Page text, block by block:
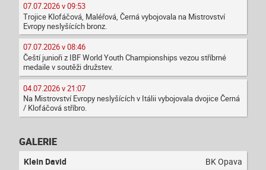
07.07.2026 v 09:53
Trojice Klofáčová, Maléřová, Černá vybojovala na Mistrovství
Evropy neslyšících bronz.
07.07.2026 v 08:46
Čeští junioři z IBF World Youth Championships vezou stříbrné
medaile v soutěži družstev.
04.07.2026 v 21:07
Na Mistrovství Evropy neslyšících v Itálii vybojovala dvojice Černá
/ Klofáčová stříbro.
GALERIE
Klein David BK Opava